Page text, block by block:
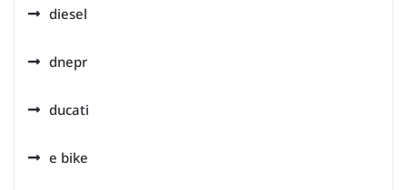
diesel
dnepr
ducati
e bike